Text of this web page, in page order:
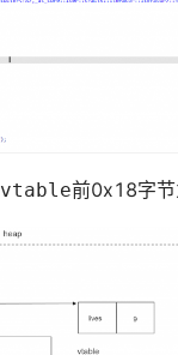
vtable前0x18字